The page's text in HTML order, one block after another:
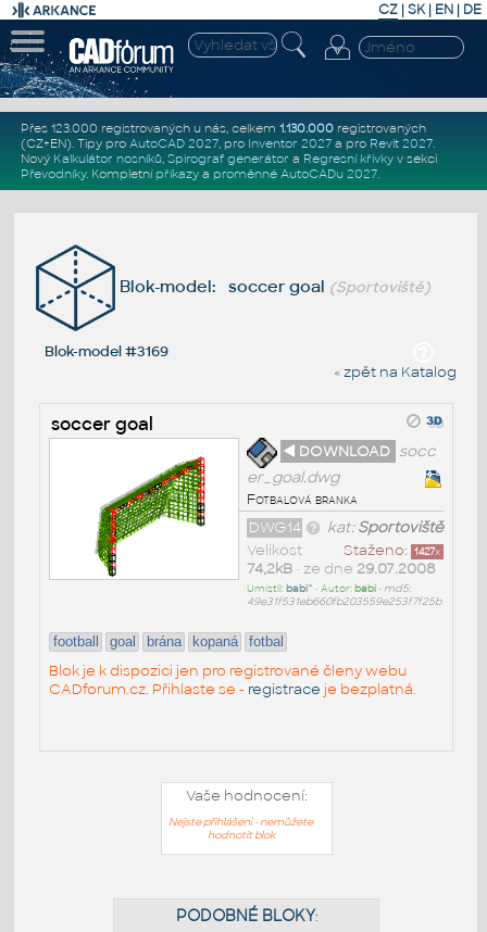
CZ | SK| EN | DE
Přes 123.000 registrovaných u nás, celkem 1.130.000registrovaných
(CZ+EN). Tipy pro AutoCAD 2027, pro Inventor 2027a pro Revit 2027.
Nový Kalkulátor nosníků, Spirograf generátor a Regresní křivkyv sekci
Převodníky. Kompletní příkazya proměnné AutoCADu 2027.
Blok-model: soccer goal (Sportoviště)
Blok-model #3169
« zpět na Katalog
soccer goal
◄ DOWNLOAD socc
er_goal.dwg
Fotbalová branka
kat:Sportoviště
DWG14
Staženo: 1427x
Velikost
74,2kB• ze dne 29.07.2008
Umístil: babi^ • Autor: babi• md5:
49e31f531eb660fb203559e253f7f25b
football goal brána kopaná fotbal
Blok je k dispozici jen pro registrované členy webu
CADforum.cz. Přihlaste se - registrace je bezplatná.
Vaše hodnocení:
Nejste přihlášeni - nemůžete
hodnotit blok